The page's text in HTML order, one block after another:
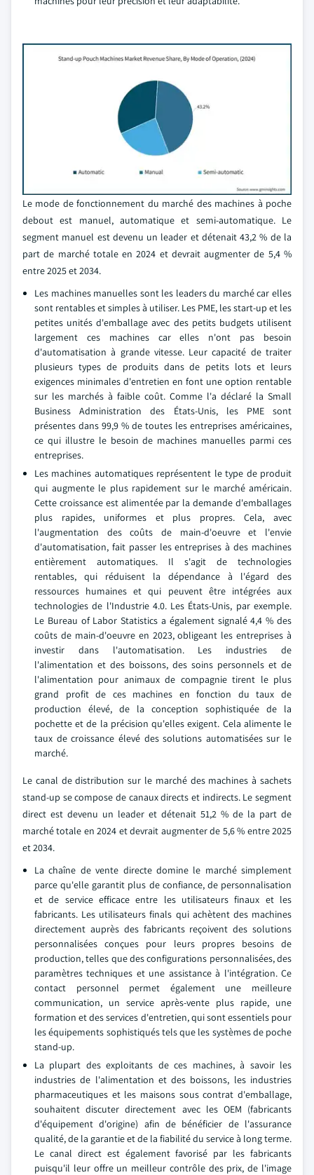
Le mode de fonctionnement du marché des machines à poche
debout est manuel, automatique et semi-automatique. Le
segment manuel est devenu un leader et détenait 43,2 % de la
part de marché totale en 2024 et devrait augmenter de 5,4 %
entre 2025 et 2034.
Les machines manuelles sont les leaders du marché car elles
sont rentables et simples à utiliser. Les PME, les start-up et les
petites unités d'emballage avec des petits budgets utilisent
largement ces machines car elles n'ont pas besoin
d'automatisation à grande vitesse. Leur capacité de traiter
plusieurs types de produits dans de petits lots et leurs
exigences minimales d'entretien en font une option rentable
sur les marchés à faible coût. Comme l'a déclaré la Small
Business Administration des États-Unis, les PME sont
présentes dans 99,9 % de toutes les entreprises américaines,
ce qui illustre le besoin de machines manuelles parmi ces
entreprises.
Les machines automatiques représentent le type de produit
qui augmente le plus rapidement sur le marché américain.
Cette croissance est alimentée par la demande d'emballages
plus rapides, uniformes et plus propres. Cela, avec
l'augmentation des coûts de main-d'oeuvre et l'envie
d'automatisation, fait passer les entreprises à des machines
entièrement automatiques. Il s'agit de technologies
rentables, qui réduisent la dépendance à l'égard des
ressources humaines et qui peuvent être intégrées aux
technologies de l'Industrie 4.0. Les États-Unis, par exemple.
Le Bureau of Labor Statistics a également signalé 4,4 % des
coûts de main-d'oeuvre en 2023, obligeant les entreprises à
investir dans l'automatisation. Les industries de
l'alimentation et des boissons, des soins personnels et de
l'alimentation pour animaux de compagnie tirent le plus
grand profit de ces machines en fonction du taux de
production élevé, de la conception sophistiquée de la
pochette et de la précision qu'elles exigent. Cela alimente le
taux de croissance élevé des solutions automatisées sur le
marché.
Le canal de distribution sur le marché des machines à sachets
stand-up se compose de canaux directs et indirects. Le segment
direct est devenu un leader et détenait 51,2 % de la part de
marché totale en 2024 et devrait augmenter de 5,6 % entre 2025
et 2034.
La chaîne de vente directe domine le marché simplement
parce qu'elle garantit plus de confiance, de personnalisation
et de service efficace entre les utilisateurs finaux et les
fabricants. Les utilisateurs finals qui achètent des machines
directement auprès des fabricants reçoivent des solutions
personnalisées conçues pour leurs propres besoins de
production, telles que des configurations personnalisées, des
paramètres techniques et une assistance à l'intégration. Ce
contact personnel permet également une meilleure
communication, un service après-vente plus rapide, une
formation et des services d'entretien, qui sont essentiels pour
les équipements sophistiqués tels que les systèmes de poche
stand-up.
La plupart des exploitants de ces machines, à savoir les
industries de l'alimentation et des boissons, les industries
pharmaceutiques et les maisons sous contrat d'emballage,
souhaitent discuter directement avec les OEM (fabricants
d'équipement d'origine) afin de bénéficier de l'assurance
qualité, de la garantie et de la fiabilité du service à long terme.
Le canal direct est également favorisé par les fabricants
puisqu'il leur offre un meilleur contrôle des prix, de l'image